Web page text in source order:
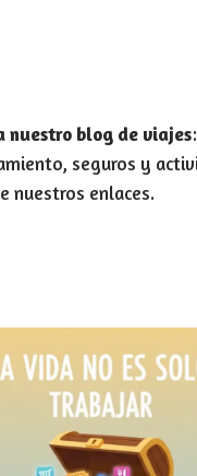
nuestro blog de viajes
seguros y
nuestros enlaces.